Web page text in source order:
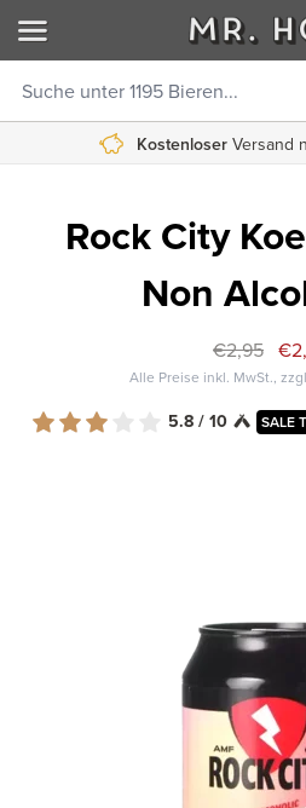
Kostenloser Versand
Rock City
Non
€2,95
Alle Preise inkl. MwSt.,
5.8 / 10 SALE